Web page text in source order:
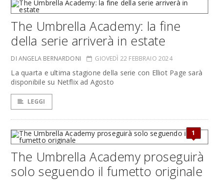
The Umbrella Academy: la fine
della serie arriverà in estate
DI ANGELA BERNARDONI GIOVEDÌ 22 FEBBRAIO 2024
La quarta e ultima stagione della serie con Elliot Page sarà
disponibile su Netflix ad Agosto
LEGGI
1
The Umbrella Academy proseguirà
solo seguendo il fumetto originale